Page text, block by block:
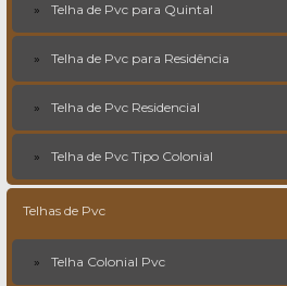
Telha de Pvc para Quintal
Telha de Pvc para Residência
Telha de Pvc Residencial
Telha de Pvc Tipo Colonial
Telhas de Pvc
Telha Colonial Pvc